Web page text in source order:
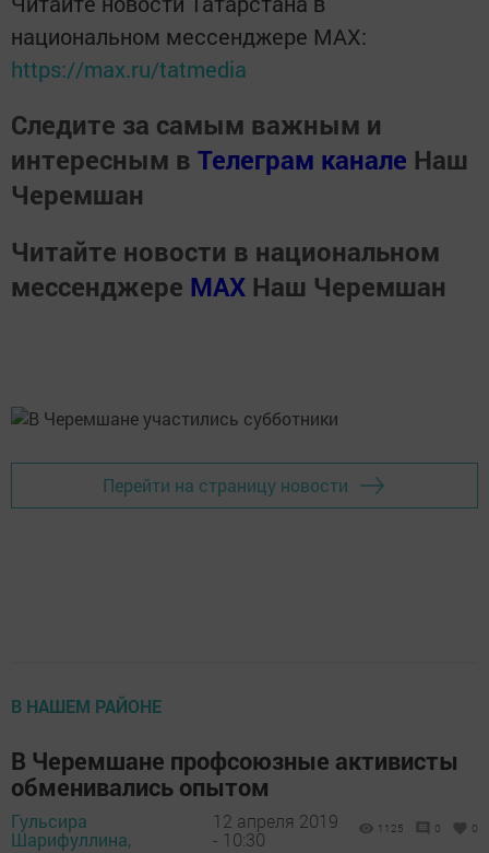
национальном мессенджере MАХ:
https://max.ru/tatmedia
Следите за самым важным и
интересным в Телеграм канале Наш
Черемшан
Читайте новости в национальном
мессенджере MАХ Наш Черемшан
Перейти на страницу новости
В НАШЕМ РАЙОНЕ
В Черемшане профсоюзные активисты
обменивались опытом
Гульсира
Шарифуллина,
12 апреля 2019
- 10:30
1125 0 0